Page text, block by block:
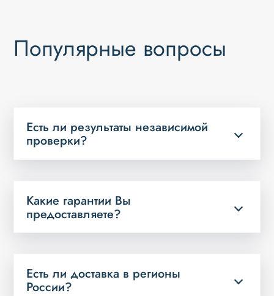
Популярные вопросы
Есть ли результаты независимой
проверки?
Какие гарантии Вы
предоставляете?
Есть ли доставка в регионы
России?